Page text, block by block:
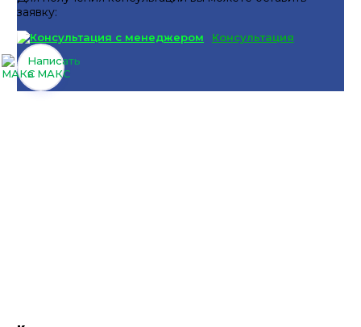
заявку:
Консультация
Написать
в МАКС